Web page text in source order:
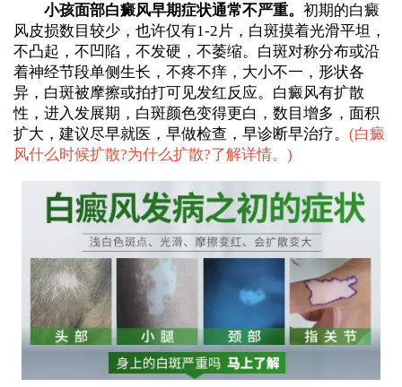
部位，易受暴晒影响。随着病情发展，白斑可
能扩大，新增，颜色变得更白。家长发现孩子
面部有此类异常白斑，需及时重视并就医排
查。...
小孩面部白癜风早期症状通常不严重。 初期的白癜
风皮损数目较少，也许仅有1-2片，白斑摸着光滑平坦，
不凸起，不凹陷，不发硬，不萎缩。白斑对称分布或沿
着神经节段单侧生长，不疼不痒，大小不一，形状各
异，白斑被摩擦或拍打可见发红反应。白癜风有扩散
性，进入发展期，白斑颜色变得更白，数目增多，面积
扩大，建议尽早就医，早做检查，早诊断早治疗。 (白癜
风什么时候扩散?为什么扩散?了解详情。 )